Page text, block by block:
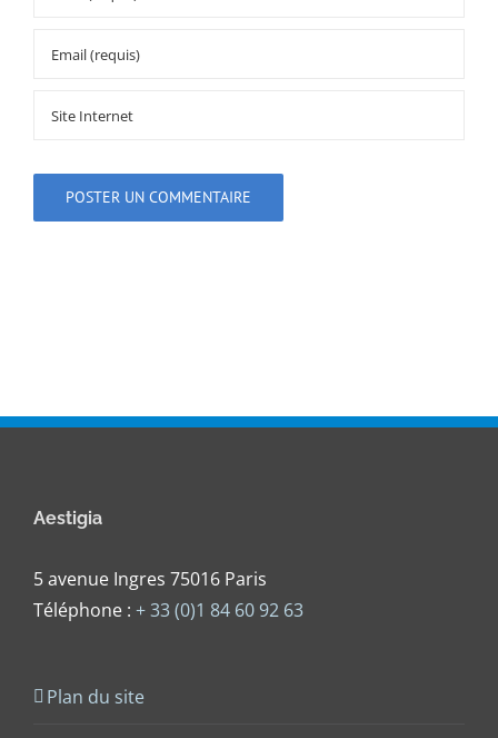
Aestigia
5 avenue Ingres 75016 Paris
Téléphone : + 33 (0)1 84 60 92 63
Plan du site